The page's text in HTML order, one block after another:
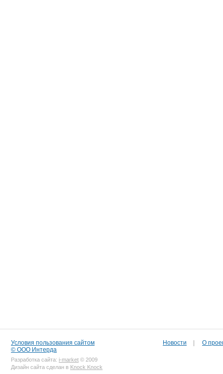
Условия пользования сайтом
© ООО Интерда
Разработка сайта: i-market © 2009
Дизайн сайта сделан в Knock Knock
Новости О